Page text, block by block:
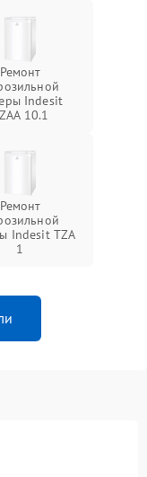
Ремонт
Indesit
10.1
Ремонт
Indesit TZA
1